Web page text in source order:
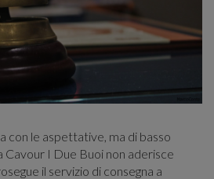
APARTMENTS
NEWS
con le aspettative, ma di basso
Cavour I Due Buoi non aderisce
il servizio di consegna a